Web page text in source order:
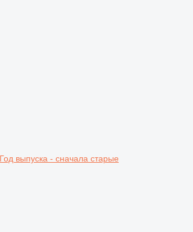
Год выпуска - сначала старые